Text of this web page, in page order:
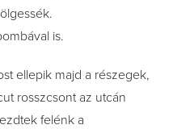
is.
ellepik majd a részegek,
rosszcsont az utcán
felénk a